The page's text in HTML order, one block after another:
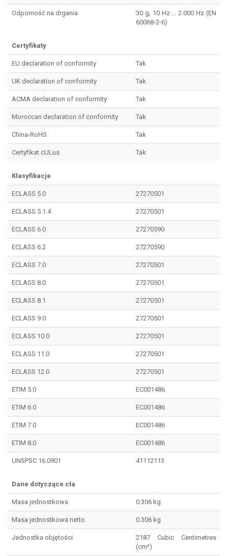
Odporność na drgania
30 g, 10 Hz ... 2.000 Hz (EN
60068-2-6)
Certyfikaty
EU declaration of conformity Tak
UK declaration of conformity Tak
ACMA declaration of conformity Tak
Moroccan declaration of conformity Tak
China-RoHS Tak
Certyfikat cULus Tak
Klasyfikacje
ECLASS 5.0 27270501
ECLASS 5.1.4 27270501
ECLASS 6.0 27270590
ECLASS 6.2 27270590
ECLASS 7.0 27270501
ECLASS 8.0 27270501
ECLASS 8.1 27270501
ECLASS 9.0 27270501
ECLASS 10.0 27270501
ECLASS 11.0 27270501
ECLASS 12.0 27270501
ETIM 5.0 EC001486
ETIM 6.0 EC001486
ETIM 7.0 EC001486
ETIM 8.0 EC001486
UNSPSC 16.0901 41112113
Dane dotyczące cła
Masa jednostkowa 0.306 kg
Masa jednostkowa netto 0.306 kg
Jednostka objętości
2187 Cubic Centimetres
(cm³)